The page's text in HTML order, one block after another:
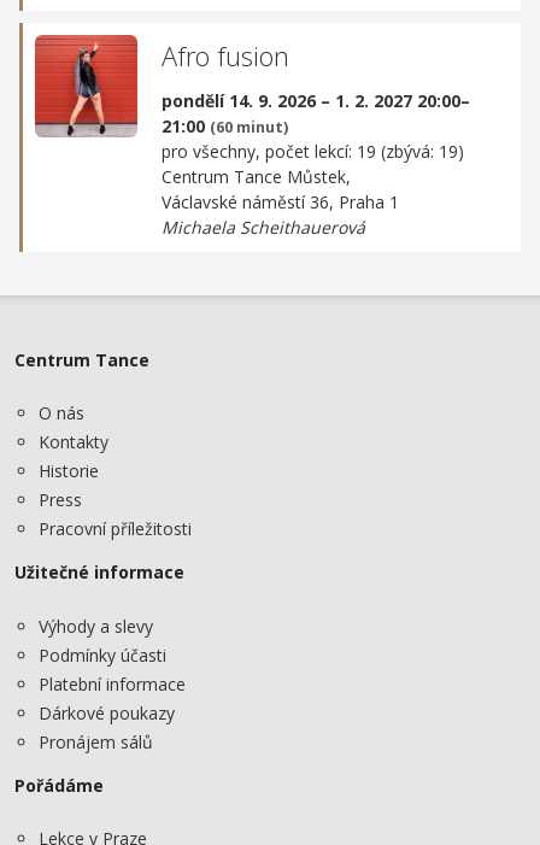
Afro fusion
pondělí 14. 9. 2026 – 1. 2. 2027 20:00–
21:00 (60 minut)
pro všechny, počet lekcí: 19 (zbývá: 19)
Centrum Tance Můstek,
Václavské náměstí 36, Praha 1
Michaela Scheithauerová
Centrum Tance
O nás
Kontakty
Historie
Press
Pracovní příležitosti
Užitečné informace
Výhody a slevy
Podmínky účasti
Platební informace
Dárkové poukazy
Pronájem sálů
Pořádáme
Lekce v Praze